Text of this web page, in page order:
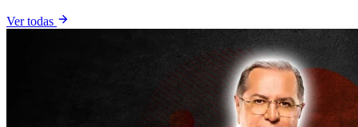
Ver todas